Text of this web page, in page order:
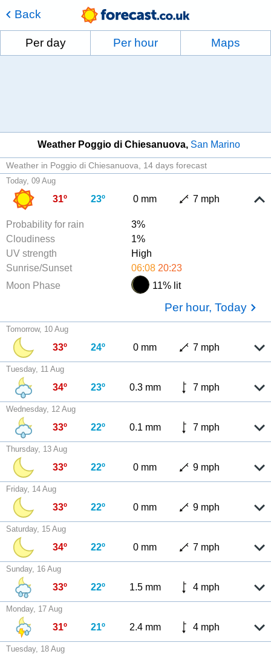
Back
Per day Per hour Maps
Weather Poggio di Chiesanuova San Marino
Weather in Poggio di Chiesanuova 14 days forecast
Today, 09 Aug
31º 23º 0 mm 7 mph
Probability for rain
3%
Cloudiness
1%
UV strength
High
Sunrise/Sunset
06:08 20:23
Moon Phase
11% lit
Per hour, Today
Tomorrow, 10 Aug
33º 24º 0 mm 7 mph
Tuesday, 11 Aug
34º 23º 0.3 mm 7 mph
Wednesday, 12 Aug
33º 22º 0.1 mm 7 mph
Thursday, 13 Aug
33º 22º 0 mm 9 mph
Friday, 14 Aug
33º 22º 0 mm 9 mph
Saturday, 15 Aug
34º 22º 0 mm 7 mph
Sunday, 16 Aug
33º 22º 1.5 mm 4 mph
Monday, 17 Aug
31º 21º 2.4 mm 4 mph
Tuesday, 18 Aug